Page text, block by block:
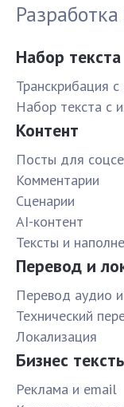
Набор текста
Транскрибация
Набор текста с
Контент
Посты для
Комментарии
Сценарии
AI-контент
Тексты и
Перевод и
Перевод аудио
Технический
Локализация
Бизнес
Реклама и email